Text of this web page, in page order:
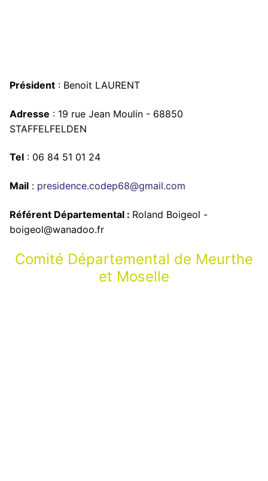
Président : Benoit LAURENT
Adresse : 19 rue Jean Moulin - 68850
STAFFELFELDEN
Tel : 06 84 51 01 24
Mail : presidence.codep68@gmail.com
Référent Départemental : Roland Boigeol -
boigeol@wanadoo.fr
Comité Départemental de Meurthe
et Moselle